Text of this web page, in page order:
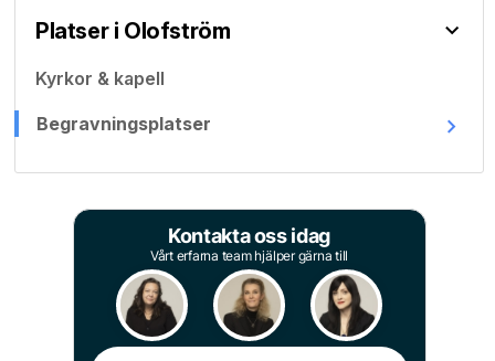
Platser i Olofström
Kyrkor & kapell
Begravningsplatser
Kontakta oss idag
Vårt erfarna team hjälper gärna till